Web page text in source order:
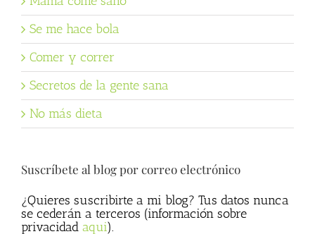
Se me hace bola
Comer y correr
Secretos de la gente sana
No más dieta
Suscríbete al blog por correo electrónico
¿Quieres suscribirte a mi blog? Tus datos nunca
se cederán a terceros (información sobre
privacidad aqui).